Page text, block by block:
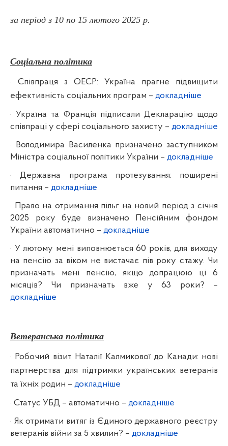
за період з 10 по 15 лютого 2025 р.
Соціальна політика
·
Співпраця з ОЕСР: Україна прагне підвищити
ефективність соціальних програм – докладніше
·Україна та Франція підписали Декларацію щодо
співпраці у сфері соціального захисту – докладніше
·
Володимира Василенка призначено заступником
Міністра соціальної політики України – докладніше
·Державна програма протезування: поширені
питання – докладніше
· Право на отримання пільг на новий період з січня
2025 року буде визначено Пенсійним фондом
України автоматично – докладніше
· У лютому мені виповнюється 60 років, для виходу
на пенсію за віком не вистачає пів року стажу. Чи
призначать мені пенсію, якщо допрацюю ці 6
місяців? Чи призначать вже у 63 роки? –
докладніше
Ветеранська політика
· Робочий візит Наталії Калмикової до Канади: нові
партнерства для підтримки українських ветеранів
та їхніх родин – докладніше
· Статус УБД – автоматично – докладніше
· Як отримати витяг із Єдиного державного реєстру
ветеранів війни за 5 хвилин? – докладніше